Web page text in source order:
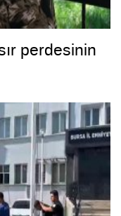
perdesinin